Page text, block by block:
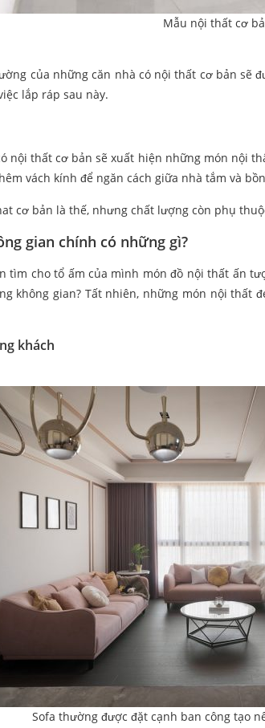
Mẫu nội thất cơ
của những căn nhà có nội thất cơ bản sẽ
lắp ráp sau này.
nội thất cơ bản sẽ xuất hiện những món nội
vách kính để ngăn cách giữa nhà tắm và
cơ bản là thế, nhưng chất lượng còn phụ
gian chính có những gì?
tìm cho tổ ấm của mình món đồ nội thất ấn
không gian? Tất nhiên, những món nội thất
khách
Sofa thường được đặt cạnh ban công tạo